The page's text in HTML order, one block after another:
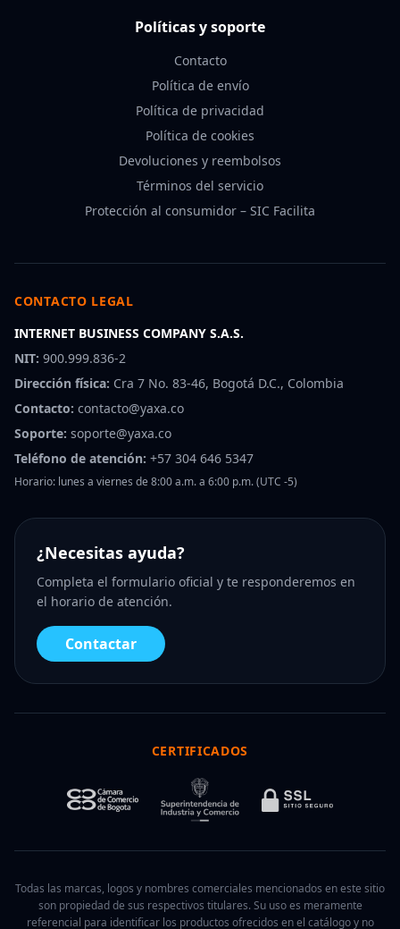
Políticas y soporte
Contacto
Política de envío
Política de privacidad
Política de cookies
Devoluciones y reembolsos
Términos del servicio
Protección al consumidor – SIC Facilita
CONTACTO LEGAL
INTERNET BUSINESS COMPANY S.A.S.
NIT: 900.999.836-2
Dirección física: Cra 7 No. 83-46, Bogotá D.C., Colombia
Contacto: contacto@yaxa.co
Soporte: soporte@yaxa.co
Teléfono de atención: +57 304 646 5347
Horario: lunes a viernes de 8:00 a.m. a 6:00 p.m. (UTC -5)
¿Necesitas ayuda?
Completa el formulario oficial y te responderemos en
el horario de atención.
Contactar
CERTIFICADOS
Todas las marcas, logos y nombres comerciales mencionados en este sitio
son propiedad de sus respectivos titulares. Su uso es meramente
referencial para identificar los productos ofrecidos en el catálogo y no